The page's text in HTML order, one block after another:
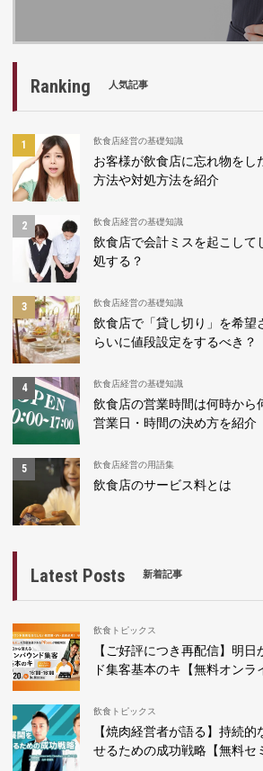
Ranking 人気記事
飲食店経営の基礎知識
お客様が飲食店に忘れ物をし
方法や対処方法を紹介
飲食店経営の基礎知識
飲食店で会計ミスを起こして
処する？
飲食店経営の基礎知識
飲食店で「貸し切り」を希望
らいに値段設定をするべき？
飲食店経営の基礎知識
飲食店の営業時間は何時から
営業日・時間の決め方を紹介
飲食店経営の用語集
飲食店のサービス料とは
Latest Posts 新着記事
飲食トピックス
【ご好評につき再配信】明
ド集客基本のキ【無料オンラ
飲食トピックス
【焼肉経営者が語る】持続
せるための成功戦略【無料セ